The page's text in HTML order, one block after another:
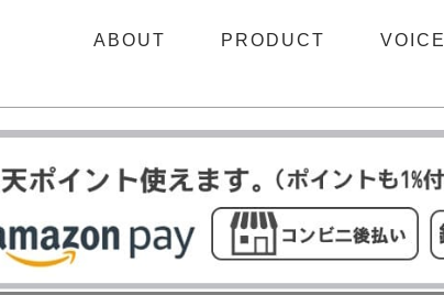
ABOUT PRODUCT VOICE